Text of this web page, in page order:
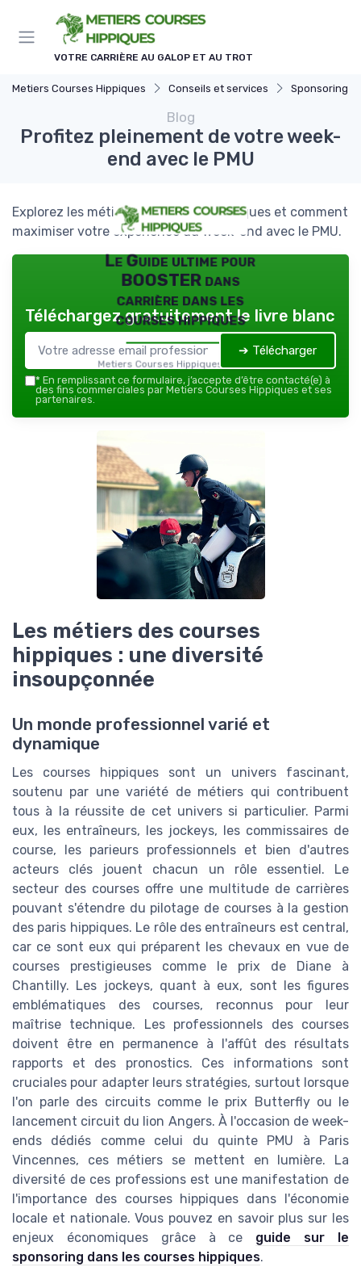
VOTRE CARRIÈRE AU GALOP ET AU TROT
Metiers Courses Hippiques Conseils et services Sponsoring
Blog
Profitez pleinement de votre week-
end avec le PMU
Explorez les métiers des courses hippiques et comment
maximiser votre expérience du week-end avec le PMU.
Le Guide ultime pour
BOOSTER dans
carrière dans les
courses hippiques
Metiers Courses Hippiques — 2026
Téléchargez gratuitement le livre blanc
➔ Télécharger
* En remplissant ce formulaire, j’accepte d’être contacté(e) à
des fins commerciales par Metiers Courses Hippiques et ses
partenaires.
Les métiers des courses
hippiques : une diversité
insoupçonnée
Un monde professionnel varié et
dynamique
Les courses hippiques sont un univers fascinant,
soutenu par une variété de métiers qui contribuent
tous à la réussite de cet univers si particulier. Parmi
eux, les entraîneurs, les jockeys, les commissaires de
course, les parieurs professionnels et bien d'autres
acteurs clés jouent chacun un rôle essentiel. Le
secteur des courses offre une multitude de carrières
pouvant s'étendre du pilotage de courses à la gestion
des paris hippiques. Le rôle des entraîneurs est central,
car ce sont eux qui préparent les chevaux en vue de
courses prestigieuses comme le prix de Diane à
Chantilly. Les jockeys, quant à eux, sont les figures
emblématiques des courses, reconnus pour leur
maîtrise technique. Les professionnels des courses
doivent être en permanence à l'affût des résultats
rapports et des pronostics. Ces informations sont
cruciales pour adapter leurs stratégies, surtout lorsque
l'on parle des circuits comme le prix Butterfly ou le
lancement circuit du lion Angers. À l'occasion de week-
ends dédiés comme celui du quinte PMU à Paris
Vincennes, ces métiers se mettent en lumière. La
diversité de ces professions est une manifestation de
l'importance des courses hippiques dans l'économie
locale et nationale. Vous pouvez en savoir plus sur les
enjeux économiques grâce à ce guide sur le
sponsoring dans les courses hippiques.
Panneau de gestion des cookies